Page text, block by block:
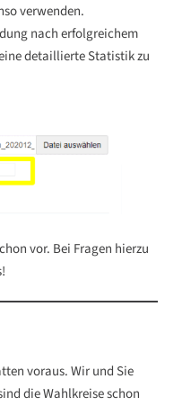
verwenden.
nach erfolgreichem
detaillierte Statistik zu
vor. Bei Fragen hierzu
voraus. Wir und Sie
die Wahlkreise schon